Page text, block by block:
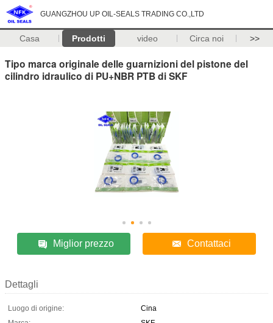
GUANGZHOU UP OIL-SEALS TRADING CO.,LTD
Casa Prodotti video Circa noi >>
Tipo marca originale delle guarnizioni del pistone del
cilindro idraulico di PU+NBR PTB di SKF
Miglior prezzo Contattaci
Dettagli
Luogo di origine:
Cina